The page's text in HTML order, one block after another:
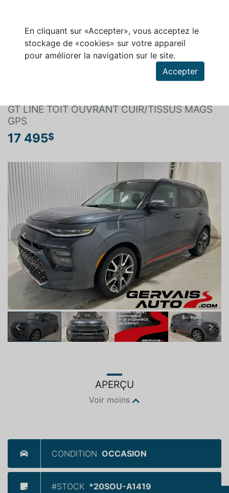
En cliquant sur «Accepter», vous acceptez le
stockage de «cookies» sur votre appareil
pour améliorer la navigation sur le site.
Accepter
GT LINE TOIT OUVRANT CUIR/TISSUS MAGS
GPS
17 495$
Previous Next
Previous Next
APERÇU
Voir moins
CONDITION OCCASION
#STOCK *20SOU-A1419